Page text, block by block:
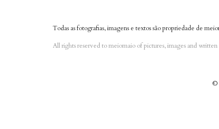
Todas as fotografias, imagens e textos são propriedade de
All rights reserved to meiomaio of pictures, images and
©